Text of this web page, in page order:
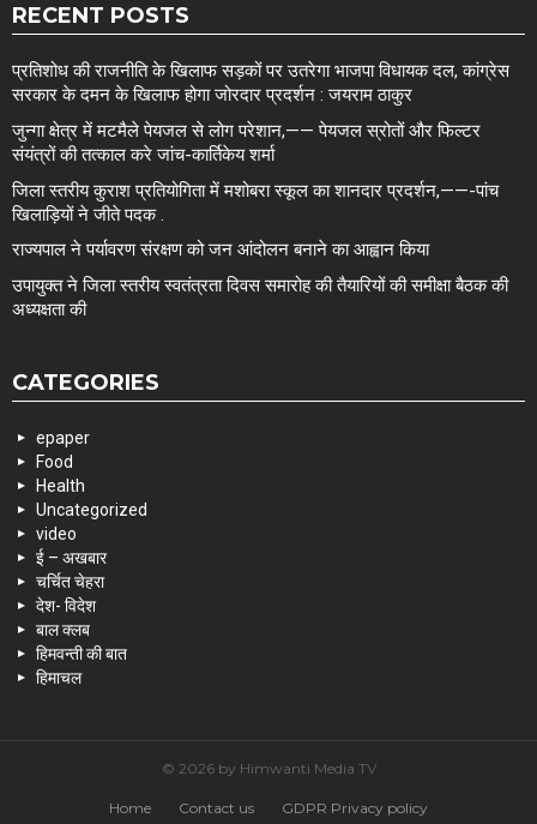
RECENT POSTS
प्रतिशोध की राजनीति के खिलाफ सड़कों पर उतरेगा भाजपा विधायक दल, कांग्रेस
सरकार के दमन के खिलाफ होगा जोरदार प्रदर्शन : जयराम ठाकुर
जुन्गा क्षेत्र में मटमैले पेयजल से लोग परेशान,—— पेयजल स्रोतों और फिल्टर
संयंत्रों की तत्काल करे जांच-कार्तिकेय शर्मा
जिला स्तरीय कुराश प्रतियोगिता में मशोबरा स्कूल का शानदार प्रदर्शन,——-पांच
खिलाड़ियों ने जीते पदक .
राज्यपाल ने पर्यावरण संरक्षण को जन आंदोलन बनाने का आह्वान किया
उपायुक्त ने जिला स्तरीय स्वतंत्रता दिवस समारोह की तैयारियों की समीक्षा बैठक की
अध्यक्षता की
CATEGORIES
epaper
Food
Health
Uncategorized
video
ई – अखबार
चर्चित चेहरा
देश- विदेश
बाल क्लब
हिमवन्ती की बात
हिमाचल
© 2026 by Himwanti Media TV
Home Contact us GDPR Privacy policy